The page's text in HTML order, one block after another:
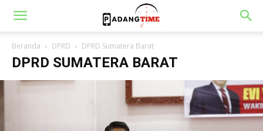
Beranda DPRD DPRD Sumatera Barat
DPRD SUMATERA BARAT